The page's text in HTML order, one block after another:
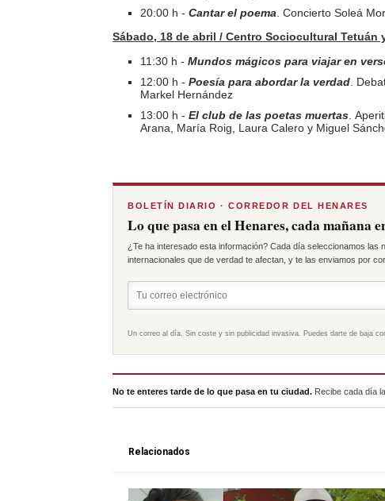
20:00 h - Cantar el poema . Concierto Soleá
Sábado, 18 de abril / Centro Sociocultural Tetuán
11:30 h - Mundos mágicos para viajar en
12:00 h - Poesía para abordar la verdad .
Markel Hernández
13:00 h - El club de las poetas muertas .
Arana, María Roig, Laura Calero y Miguel
BOLETÍN DIARIO · CORREDOR DEL HENARES
Lo que pasa en el Henares, cada mañana
¿Te ha interesado esta información? Cada día seleccionamos
internacionales que de verdad te afectan, y te las enviamos por
Un correo al día. Sin coste y sin publicidad invasiva. Puedes darte de baja
No te enteres tarde de lo que pasa en tu ciudad. Recibe cada día
Relacionados